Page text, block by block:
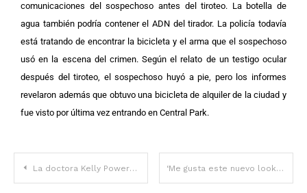
comunicaciones del sospechoso antes del tiroteo. La botella de
agua también podría contener el ADN del tirador. La policía todavía
está tratando de encontrar la bicicleta y el arma que el sospechoso
usó en la escena del crimen. Según el relato de un testigo ocular
después del tiroteo, el sospechoso huyó a pie, pero los informes
revelaron además que obtuvo una bicicleta de alquiler de la ciudad y
fue visto por última vez entrando en Central Park.
La doctora Kelly Powers, colaboradora de Fox News, muere a los 45 años y deja atrás a su hijo de 3 años ‘Me gusta este nuevo look’: la cantante Lizzo, de 36 años, hace alarde de una figura ‘delgada’ con un vestido sin hombros después de perder ‘tanto peso’